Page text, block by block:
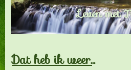
Leven met
Dat heb ik weer...